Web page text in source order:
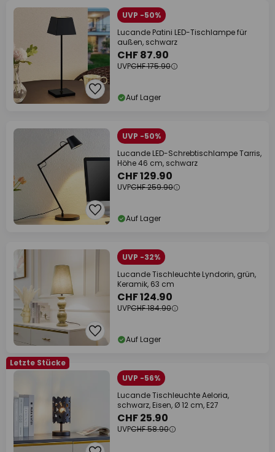
UVP -50%
Lucande Patini LED-Tischlampe für
außen, schwarz
CHF 87.90
UVPCHF 175.90
Auf Lager
UVP -50%
Lucande LED-Schrebtischlampe Tarris,
Höhe 46 cm, schwarz
CHF 129.90
UVPCHF 259.90
Auf Lager
UVP -32%
Lucande Tischleuchte Lyndorin, grün,
Keramik, 63 cm
CHF 124.90
UVPCHF 184.90
Auf Lager
Letzte Stücke
UVP -56%
Lucande Tischleuchte Aeloria,
schwarz, Eisen, Ø 12 cm, E27
CHF 25.90
UVPCHF 58.90